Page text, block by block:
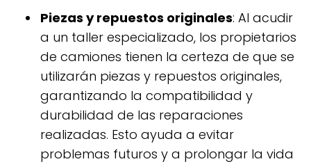
Piezas y repuestos originales: Al acudir
a un taller especializado, los propietarios
de camiones tienen la certeza de que se
utilizarán piezas y repuestos originales,
garantizando la compatibilidad y
durabilidad de las reparaciones
realizadas. Esto ayuda a evitar
problemas futuros y a prolongar la vida